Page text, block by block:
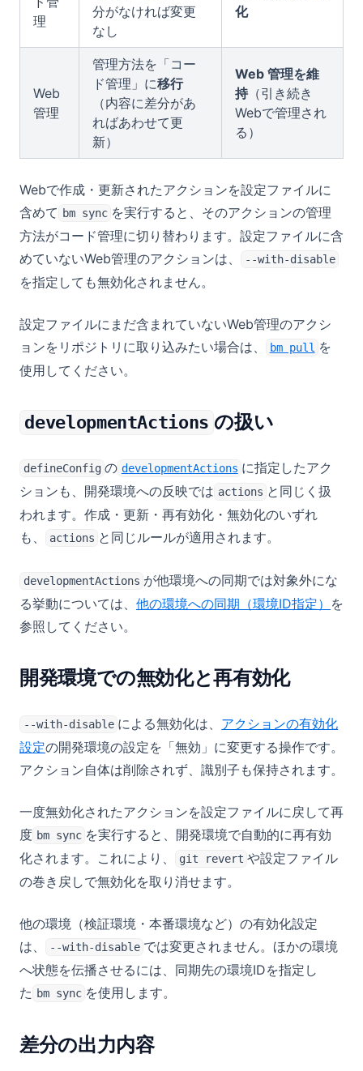
理
分がなければ変更
なし
化
Web
管理
管理方法を「コー
ド管理」に移行
（内容に差分があ
ればあわせて更
新）
Web 管理を維
持（引き続き
Webで管理され
る）
Webで作成・更新されたアクションを設定ファイルに
含めて bm sync を実行すると、そのアクションの管理
方法がコード管理に切り替わります。設定ファイルに含
めていないWeb管理のアクションは、
--with-disable
を指定しても無効化されません。
設定ファイルにまだ含まれていないWeb管理のアクシ
ョンをリポジトリに取り込みたい場合は、
bm pull を
使用してください。
developmentActions の扱い
defineConfig の developmentActions に指定したアク
ションも、開発環境への反映では actions と同じく扱
われます。作成・更新・再有効化・無効化のいずれ
も、
actions と同じルールが適用されます。
developmentActions が他環境への同期では対象外にな
る挙動については、 他の環境への同期（環境ID指定） を
参照してください。
開発環境での無効化と再有効化
--with-disable による無効化は、 アクションの有効化
設定の開発環境の設定を「無効」に変更する操作です。
アクション自体は削除されず、識別子も保持されます。
一度無効化されたアクションを設定ファイルに戻して再
度 bm sync を実行すると、開発環境で自動的に再有効
化されます。これにより、
git revert や設定ファイル
の巻き戻しで無効化を取り消せます。
他の環境（検証環境・本番環境など）の有効化設定
は、
--with-disable では変更されません。ほかの環境
へ状態を伝播させるには、同期先の環境IDを指定し
た bm sync を使用します。
差分の出力内容